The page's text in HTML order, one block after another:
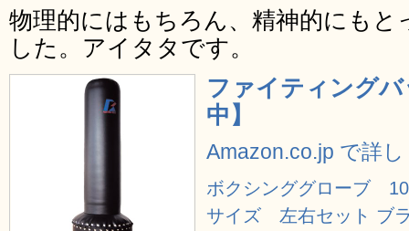
物理的にはもちろん、精神的にも
した。アイタタです。
ファイティング
中】
Amazon.co.jp で詳
ボクシンググローブ
サイズ 左右セット ブ